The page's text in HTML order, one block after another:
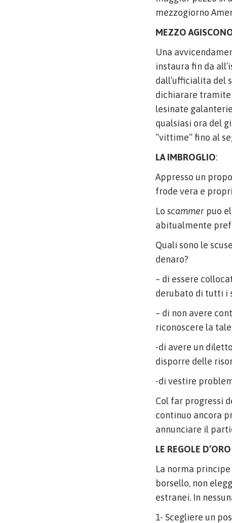
mezzogiorno
MEZZO
Una
instaura fin da
dall’ufficialita del
dichiarare tramite
lesinate
qualsiasi ora del
“vittime“ fino al
LA IMBROGLIO:
Appresso un
frode vera e
Lo scammer puo
abitualmente
Quali sono le
denaro?
– di essere
derubato di tutti i
– di non avere
riconoscere la
-di avere un
disporre delle
-di vestire
Col far progressi
continuo ancora
annunciare il
LE REGOLE
La norma
borsello, non
estranei. In
1- Scegliere un